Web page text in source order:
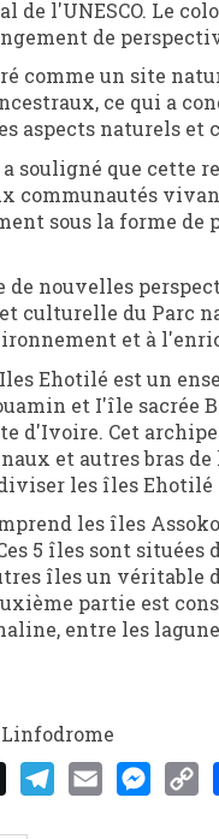
de l'UNESCO. Le
de
comme un site
ce qui a
aspects naturels et
souligné que cette
communautés
sous la forme de
nouvelles
culturelle du Parc
et à
Ehotilé est un
et I'île sacrée
d'Ivoire. Cet
et autres bras
les îles Ehotilé
les îles
5 îles sont
îles un véritable
partie est
entre les